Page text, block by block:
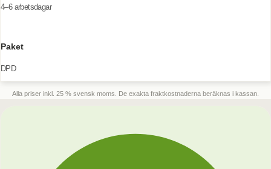
4–6 arbetsdagar
Paket
DPD
Alla priser inkl. 25 % svensk moms. De exakta fraktkostnaderna beräknas i kassan.